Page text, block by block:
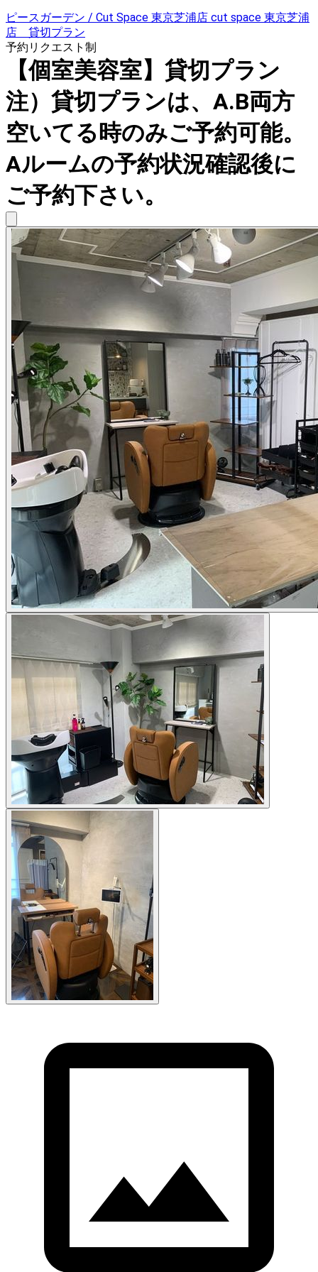
ピースガーデン / Cut Space 東京芝浦店 cut space 東京芝浦
店 貸切プラン
予約リクエスト制
【個室美容室】貸切プラン
注）貸切プランは、A.B両方
空いてる時のみご予約可能。
Aルームの予約状況確認後に
ご予約下さい。